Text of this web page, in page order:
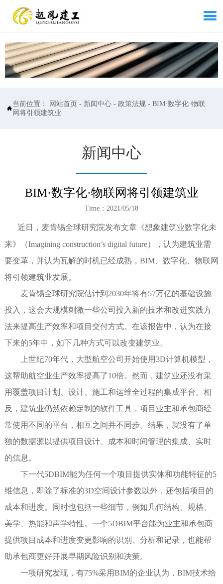


当前位置： 网站首页 - 新闻中心 -政策法规 -BIM·数字化·物联
网将引领建筑业
新闻中心
BIM·数字化·物联网将引领建筑业
Time：2021/05/18
近日，麦肯锡全球研究院发布文章《想象建筑业数字化未
来》（Imagining construction’s digital future），认为建筑业需
要变革，并认为瓦解的时机已经成熟，BIM、数字化、物联网
将引领建筑业发展。
麦肯锡全球研究院估计到2030年将有57万亿的基础设施
投入，这会大规模刺激一些公司投入新的技术和改进实践方
法来提高生产效率和项目交付方式。在该报告中，认为在接
下来的5年中，如下几种方式可以改变建筑业。
上世纪70年代，大型航空公司开始使用3D计算机模型，
这帮助航空业生产效率提高了10倍。然而，建筑业还没有采
用覆盖项目计划、设计、施工和运维全过程的集成平台。相
反，建筑业仍然依赖定制的软件工具，项目业主和承包商经
常使用不同的平台，相互之间并不同步。结果，就没有了单
独的数据源以提供项目设计、成本和时间管理的集成、实时
的信息。
下一代5DBIM能为任何一个项目提供实体和功能特征的5
维信息，即除了标准的3D空间设计参数以外，还包括项目的
成本和进度。同时也包括一些细节，例如几何结构、规格、
美学、热能和声学特性。一个5DBIM平台能为业主和承包商
提供项目成本和进度变更影响的识别、分析和记录，也能帮
助承包商更好开展早期风险识别和决策。
一项研究发现，有75%采用BIM的企业认为，BIM技术给